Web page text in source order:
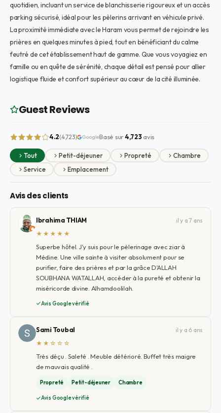
quotidien, incluant un service de blanchisserie rigoureux et un accès
parking sécurisé, idéal pour les pèlerins arrivant en véhicule privé.
La proximité immédiate avec le Haram vous permet de rejoindre les
prières en quelques minutes à pied, tout en bénéficiant du calme
feutré de cet établissement haut de gamme. Que vous voyagiez en
famille ou en quête de sérénité, chaque détail est pensé pour allier
logistique fluide et confort supérieur au cœur de la cité illuminée.
Guest Reviews
4.2(4,723) GoogleBasé sur4,723 avis
Tout Petit-déjeuner Propreté
Chambre
Service
Emplacement
Avis des clients
Ibrahima THIAM
il y a 7 ans
★★★★★
Superbe hôtel. J'y suis pour le pèlerinage avec ziar à
Médine. Une ville sainte à visiter absolument pour se
purifier, faire des prières et par la grâce D'ALLAH
SOUBHANA WATALLAH, accéder à la pureté et obtenir la
miséricorde divine. Alhamdoolilah.
Avis Google vérifié
Sami Toubal
il y a 6 ans
★★☆☆☆
Très déçu . Saleté . Meuble détérioré. Buffet très maigre
de mauvais qualité .
Propreté Petit-déjeuner Chambre
Avis Google vérifié